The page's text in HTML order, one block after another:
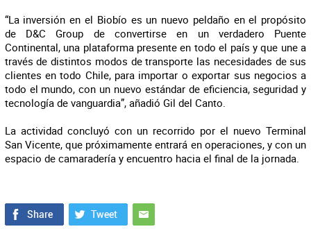
“La inversión en el Biobío es un nuevo peldaño en el propósito
de D&C Group de convertirse en un verdadero Puente
Continental, una plataforma presente en todo el país y que une a
través de distintos modos de transporte las necesidades de sus
clientes en todo Chile, para importar o exportar sus negocios a
todo el mundo, con un nuevo estándar de eficiencia, seguridad y
tecnología de vanguardia”, añadió Gil del Canto.
La actividad concluyó con un recorrido por el nuevo Terminal
San Vicente, que próximamente entrará en operaciones, y con un
espacio de camaradería y encuentro hacia el final de la jornada.